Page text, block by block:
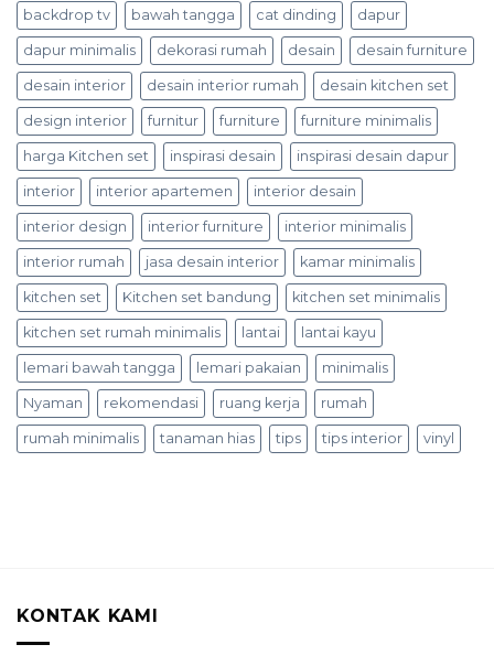
backdrop tv bawah tangga cat dinding dapur
dapur minimalis dekorasi rumah desain desain furniture
desain interior desain interior rumah desain kitchen set
design interior furnitur furniture furniture minimalis
harga Kitchen set inspirasi desain inspirasi desain dapur
interior interior apartemen interior desain
interior design interior furniture interior minimalis
interior rumah jasa desain interior kamar minimalis
kitchen set Kitchen set bandung kitchen set minimalis
kitchen set rumah minimalis lantai lantai kayu
lemari bawah tangga lemari pakaian minimalis
Nyaman rekomendasi ruang kerja rumah
rumah minimalis tanaman hias tips tips interior vinyl
KONTAK KAMI